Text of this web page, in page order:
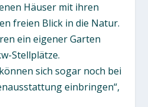
Häuser mit ihren
freien Blick in die Natur.
ein eigener Garten
Stellplätze.
sich sogar noch bei
einbringen“,